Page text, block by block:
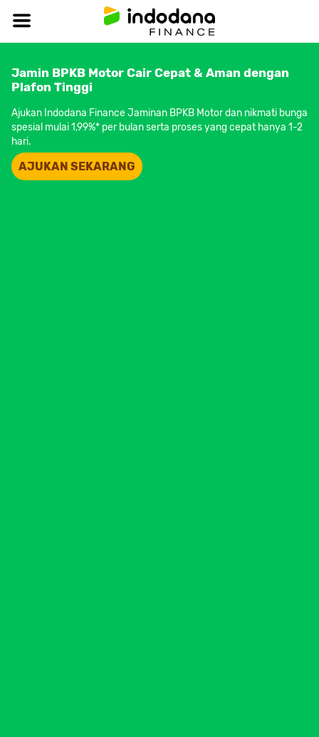
Jamin BPKB Motor Cair Cepat & Aman dengan
Plafon Tinggi
Ajukan Indodana Finance Jaminan BPKB Motor dan nikmati bunga
spesial mulai 1,99%* per bulan serta proses yang cepat hanya 1-2
hari.
AJUKAN SEKARANG